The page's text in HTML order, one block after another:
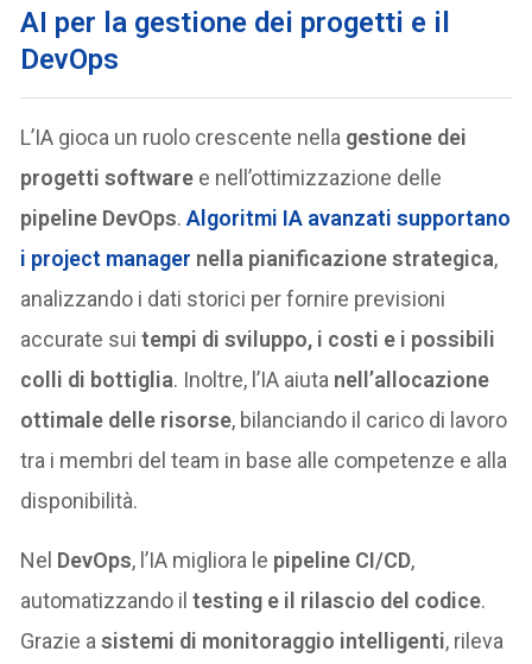
AI per la gestione dei progetti e il
DevOps
L’IA gioca un ruolo crescente nella gestione dei
progetti software e nell’ottimizzazione delle
pipeline DevOps.Algoritmi IA avanzati supportano
i project manager nella pianificazione strategica,
analizzando i dati storici per fornire previsioni
accurate suitempi di sviluppo, i costi e i possibili
colli di bottiglia. Inoltre, l’IA aiuta nell’allocazione
ottimale delle risorse, bilanciando il carico di lavoro
tra i membri del team in base alle competenze e alla
disponibilità.
Nel DevOps, l’IA migliora le pipeline CI/CD,
automatizzando iltesting e il rilascio del codice.
Grazie asistemi di monitoraggio intelligenti, rileva